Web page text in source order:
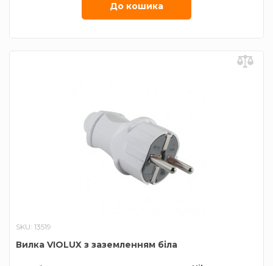
До кошика
SKU: 13519
Вилка VIOLUX з заземленням біла